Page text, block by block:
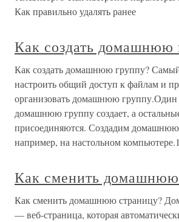
Как правильно удалять ранее
Как создать домашнюю
Как создать домашнюю группу?
настроить общий доступ к файлам и
организовать домашнюю группу.Один
домашнюю группу создает, а
присоединяются. Создадим
например, на настольном
Как сменить домашнюю
Как сменить домашнюю страницу?
— веб-страница, которая